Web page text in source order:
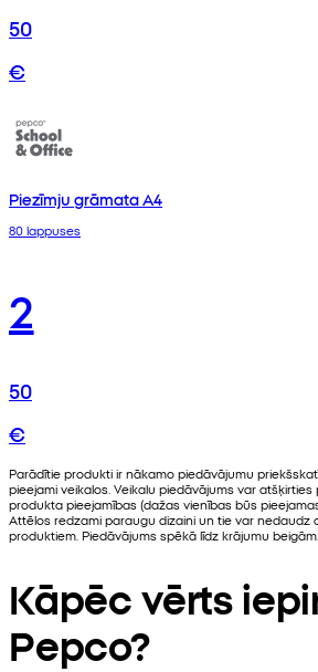
50
€
Piezīmju grāmata A4
80 lappuses
2
50
€
Parādītie produkti ir nākamo piedāvājumu
pieejami veikalos. Veikalu piedāvājums var
produkta pieejamības (dažas vienības būs
Attēlos redzami paraugu dizaini un tie var nedaudz
produktiem. Piedāvājums spēkā līdz krājumu beigām.
Kāpēc vērts
Pepco?